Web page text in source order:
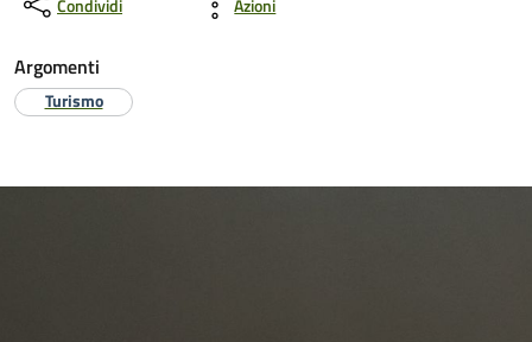
Argomenti
Turismo